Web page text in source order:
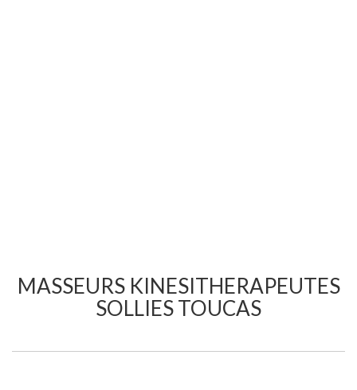
MASSEURS KINESITHERAPEUTES
SOLLIES TOUCAS